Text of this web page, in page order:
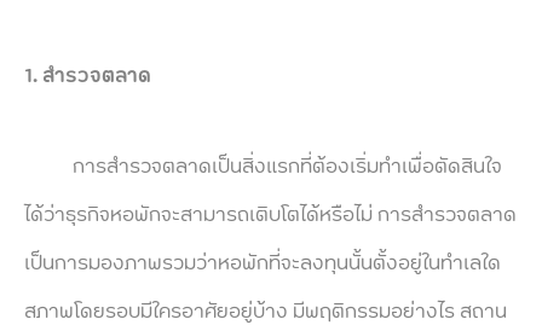
1. สำรวจตลาด
การสำรวจตลาดเป็นสิ่งแรกที่ต้องเริ่มทำเพื่อตัดสินใจ
ได้ว่าธุรกิจหอพักจะสามารถเติบโตได้หรือไม่ การสำรวจตลาด
เป็นการมองภาพรวมว่าหอพักที่จะลงทุนนั้นตั้งอยู่ในทำเลใด
สภาพโดยรอบมีใครอาศัยอยู่บ้าง มีพฤติกรรมอย่างไร สถาน